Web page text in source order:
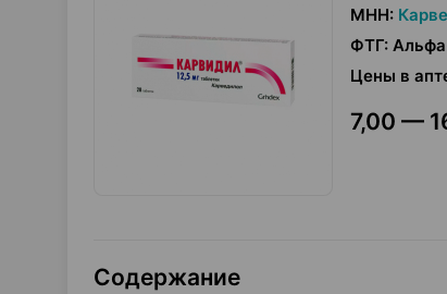
МНН:
ФТГ:
Цены в
7,00 —
Содержание